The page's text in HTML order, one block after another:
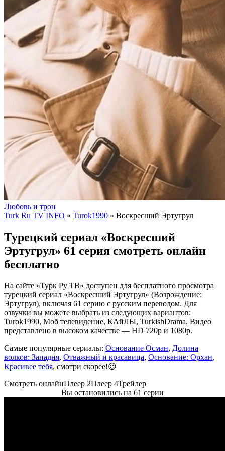
Любовь и трон
Turk Ru TV INFO » Turok1990 » Воскресший Эртугрул
Турецкий сериал «Воскресший
Эртугрул» 61 серия смотреть онлайн
бесплатно
На сайте «Турк Ру ТВ» доступен для бесплатного просмотра
турецкий сериал «Воскресший Эртугрул» (Возрождение:
Эртугрул), включая 61 серию с русским переводом. Для
озвучки вы можете выбрать из следующих вариантов:
Turok1990, Моб телевидение, КАйЛЫ, TurkishDrama. Видео
представлено в высоком качестве — HD 720p и 1080p.
Самые популярные сериалы: Основание Осман, Долина
волков: Западня, Отважный и красавица, Основание: Орхан,
Красивее тебя, смотри скорее!😉
Смотреть онлайнПлеер 2Плеер 4Трейлер
Вы остановились на 61 серии